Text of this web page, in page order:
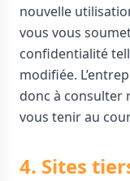
nouvelle
vous vous
confidentialité
modifiée.
donc à consulter
vous tenir au
4. Sites